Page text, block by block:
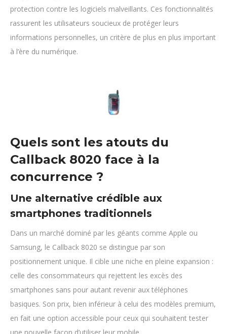
protection contre les logiciels malveillants. Ces fonctionnalités
rassurent les utilisateurs soucieux de protéger leurs
informations personnelles, un critère de plus en plus important
à l’ère du numérique.
Quels sont les atouts du
Callback 8020 face à la
concurrence ?
Une alternative crédible aux
smartphones traditionnels
Dans un marché dominé par les géants comme Apple ou
Samsung, le Callback 8020 se distingue par son
positionnement unique. Il cible une niche en pleine expansion :
celle des consommateurs qui rejettent les excès des
smartphones sans pour autant revenir aux téléphones
basiques. Son prix, bien inférieur à celui des modèles premium,
en fait une option accessible pour ceux qui souhaitent tester